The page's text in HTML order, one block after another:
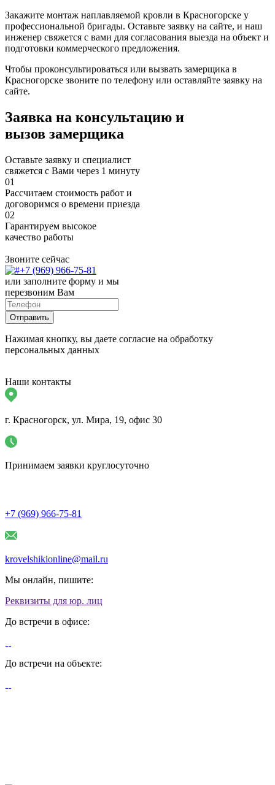
Закажите монтаж наплавляемой кровли в Красногорске у
профессиональной бригады. Оставьте заявку на сайте, и наш
инженер свяжется с вами для согласования выезда на объект и
подготовки коммерческого предложения.
Чтобы проконсультироваться или вызвать замерщика в
Красногорске звоните по телефону или оставляйте заявку на
сайте.
Заявка на консультацию и
вызов замерщика
Оставьте заявку и специалист
свяжется с Вами через 1 минуту
01
Рассчитаем стоимость работ и
договоримся о времени приезда
02
Гарантируем высокое
качество работы
Звоните сейчас
+7 (969) 966-75-81
или заполните форму и мы
перезвоним Вам
Нажимая кнопку, вы даете согласие на обработку
персональных данных
Наши контакты
г. Красногорск, ул. Мира, 19, офис 30
Принимаем заявки круглосуточно
+7 (969) 966-75-81
krovelshikionline@mail.ru
Мы онлайн, пишите:
Реквизиты для юр. лиц
До встречи в офисе:
До встречи на объекте: